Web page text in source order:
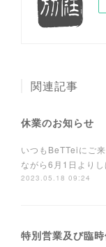
関連記事
休業のお知らせ
いつもBeTTeiにご
ながら6月1日より
2023.05.18 09:24
特別営業及び臨